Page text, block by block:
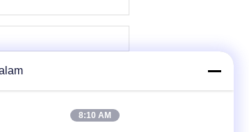
8:10 AM